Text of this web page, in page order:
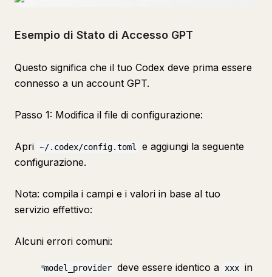
Esempio di Stato di Accesso GPT
Questo significa che il tuo Codex deve prima essere
connesso a un account GPT.
Passo 1: Modifica il file di configurazione:
Apri ~/.codex/config.toml
e aggiungi la seguente
configurazione.
Nota: compila i campi e i valori in base al tuo
servizio effettivo:
Alcuni errori comuni:
model_provider deve essere identico a xxx in